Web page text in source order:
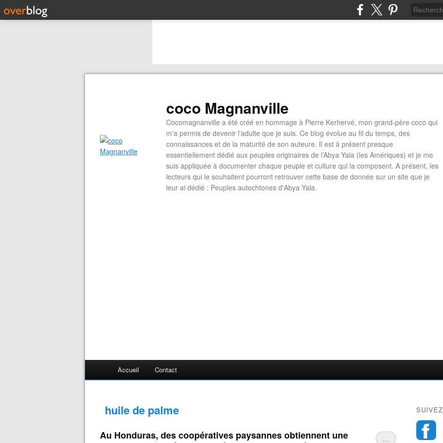
coco Magnanville
Cocomagnanville a été créé en hommage à Pierre Kerhervé, mon grand-père coco qui
m'a permis de devenir l'adulte que je suis. Ce blog évolue au fil du temps, des
connaissances et de la maturité de son auteure. Il est à présent presque
essentiellement dédié aux peuples originaires de l’Abya Yala (les Amériques) et je me
suis appliquée à documenter chaque peuple et culture qui la composent. A présent, les
lecteurs qui le souhaitent pourront retrouver cette base de donnée sur un site que je
leur ai dédié : Peuples autochtones d'Abya Yala.
Accueil Contact
huile de palme
…
Au Honduras, des coopératives paysannes obtiennent une